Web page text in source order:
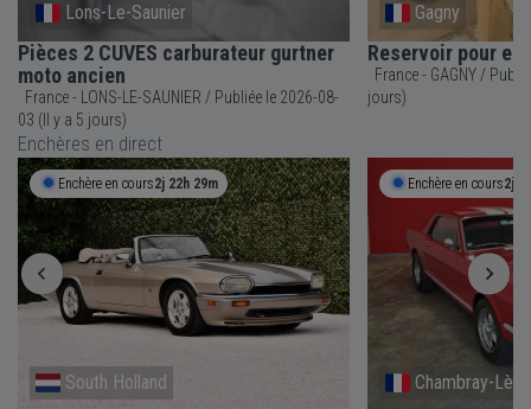
Lons-Le-Saunier
Pièces 2 CUVES carburateur gurtner
moto ancien
France - LONS-LE-SAUNIER / Publiée le 2026-08-
03 (Il y a 5 jours)
Gagny
Reservoir pour
France - GAGNY / Publiée le 2026-07-22 (Il y a 17
jours)
Enchères en direct
Enchère en cours2j 22h 29m
South Holland
Enchère en cours2j
Chambray-